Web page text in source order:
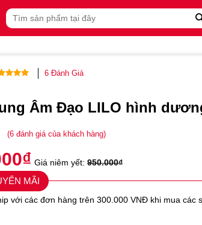
Tìm
kiếm:
giá
6Đánh Giá
Âm Đạo LILO hình
(6đánh giá của khách hàng)
₫ Giá niêm yết: 950.000₫
MÃI
với các đơn hàng trên 300.000 VNĐ khi mua các